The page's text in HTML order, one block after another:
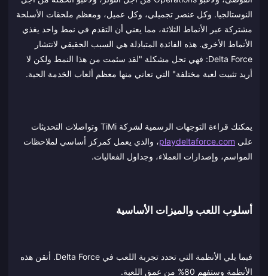
النوستالجيا. وكل عنصر تجميلي، وكل عميل، ومعظم ملحقات الأسلحة
مشتركة عبر الأنماط الثلاثة، مما يعني أن التقدم في نمط واحد يغذي
الأنماط الأخرى. هذه الفائدة المتبادلة هي السبب الحقيقي لانتشار
Delta Force: فهي تحل مشكلة "لقد سئمت من هذا النمط ولكن لا
أريد تثبيت لعبة مختلفة" التي تعاني منها معظم ألعاب الخدمة الحية.
يمكنك قراءة التوجهات الرسمية لشركة TiMi وتواصلات التحديثات
على playdeltaforce.com، والذي يعمل كمركز أساسي لملاحظات
المواسم، وإصدارات العملاء، وجداول الفعاليات.
أسلوب اللعب والميزات الأساسية
فيما يلي الأنظمة التي تحدد تجربة اللعب في Delta Force. أتقن هذه
الأنظمة وستفهم 80% من عمق اللعبة.